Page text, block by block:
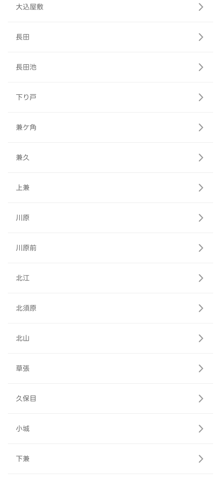
大込屋敷
長田
長田池
下り戸
兼ケ角
兼久
上兼
川原
川原前
北江
北須原
北山
草張
久保目
小城
下兼